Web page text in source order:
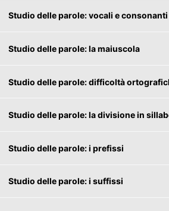
Studio delle parole: vocali e consonanti
Studio delle parole: la maiuscola
Studio delle parole: difficoltà
Studio delle parole: la divisione in
Studio delle parole: i prefissi
Studio delle parole: i suffissi